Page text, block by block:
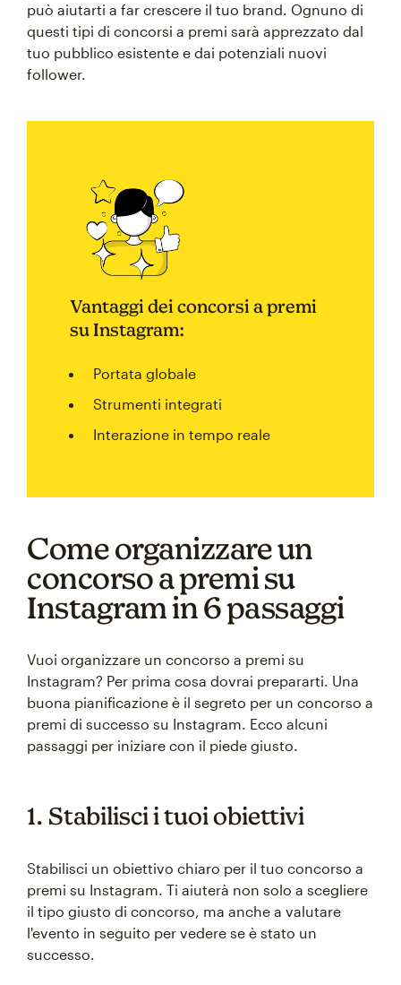
può aiutarti a far crescere il tuo brand. Ognuno di
questi tipi di concorsi a premi sarà apprezzato dal
tuo pubblico esistente e dai potenziali nuovi
follower.
Vantaggi dei concorsi a premi
su Instagram:
Portata globale
Strumenti integrati
Interazione in tempo reale
Come organizzare un
concorso a premi su
Instagram in 6 passaggi
Vuoi organizzare un concorso a premi su
Instagram? Per prima cosa dovrai prepararti. Una
buona pianificazione è il segreto per un concorso a
premi di successo su Instagram. Ecco alcuni
passaggi per iniziare con il piede giusto.
1. Stabilisci i tuoi obiettivi
Stabilisci un obiettivo chiaro per il tuo concorso a
premi su Instagram. Ti aiuterà non solo a scegliere
il tipo giusto di concorso, ma anche a valutare
l'evento in seguito per vedere se è stato un
successo.